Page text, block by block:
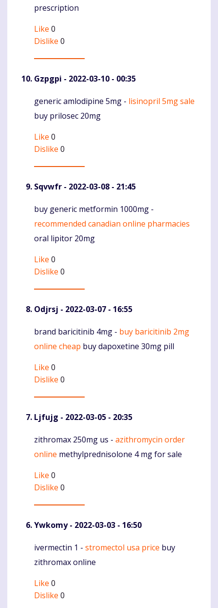
prescription
Like 0
Dislike 0
Gzpgpi - 2022-03-10 - 00:35
Komentaras
generic amlodipine 5mg - lisinopril 5mg sale
buy prilosec 20mg
Like 0
Dislike 0
Sqvwfr - 2022-03-08 - 21:45
Komentaras
buy generic metformin 1000mg -
recommended canadian online pharmacies
oral lipitor 20mg
Like 0
Dislike 0
Odjrsj - 2022-03-07 - 16:55
Komentaras
brand baricitinib 4mg - buy baricitinib 2mg
online cheap buy dapoxetine 30mg pill
Like 0
Dislike 0
Ljfujg - 2022-03-05 - 20:35
Komentaras
zithromax 250mg us - azithromycin order
online methylprednisolone 4 mg for sale
Like 0
Dislike 0
Ywkomy- 2022-03-03 - 16:50
Komentaras
ivermectin 1 - stromectol usa price buy
zithromax online
Like 0
Dislike 0